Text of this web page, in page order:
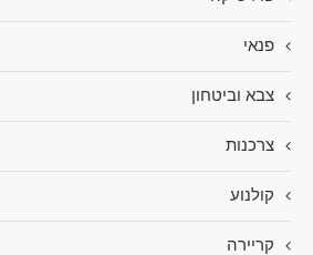
פנאי
צבא וביטחון
צרכנות
קולנוע
קריירה